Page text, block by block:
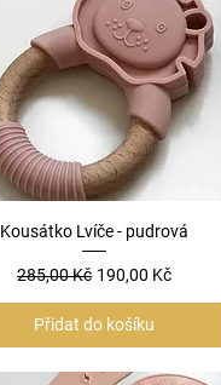
Rychlý náhled
Kousátko Lvíče - pudrová
Běžná cena
285,00 Kč Zvýhodněná cena
190,00 Kč
Přidat do košíku